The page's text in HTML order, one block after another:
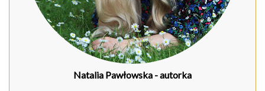
Natalia Pawłowska - autorka